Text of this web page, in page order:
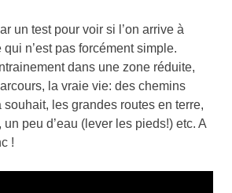
un test pour voir si l’on arrive à
n’est pas forcément simple.
dans une zone réduite,
la vraie vie: des chemins
souhait, les grandes routes en terre,
un peu d’eau (lever les pieds!) etc. A
!